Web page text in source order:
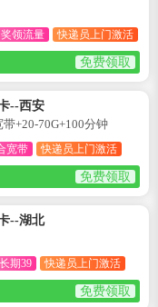
领流量 快递员上门激活
免费领取
--西安
+20-70G+100分钟
宽带 快递员上门激活
免费领取
--湖北
长期39 快递员上门激活
免费领取